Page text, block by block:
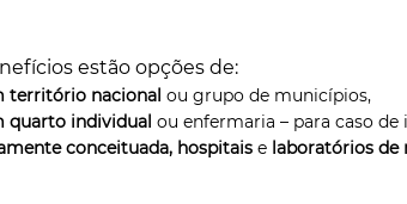
estão opções de:
território nacional ou grupo de municípios,
quarto individual ou enfermaria – para caso de
conceituada, hospitais e laboratórios de